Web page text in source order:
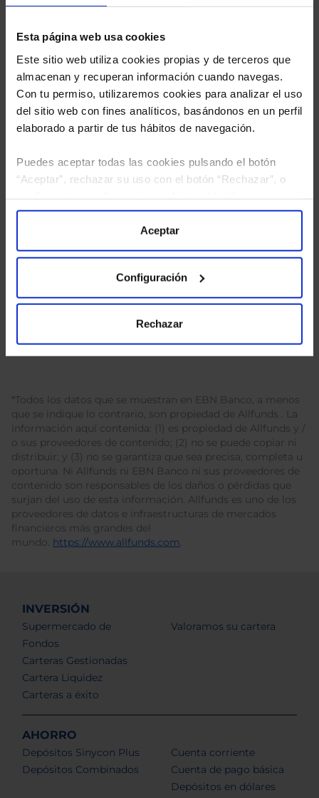
Esta página web usa cookies
Este sitio web utiliza cookies propias y de terceros que
almacenan y recuperan información cuando navegas.
Con tu permiso, utilizaremos cookies para analizar el uso
del sitio web con fines analíticos, basándonos en un perfil
elaborado a partir de tus hábitos de navegación.
Puedes aceptar todas las cookies pulsando el botón
“Aceptar”, rechazar su uso con el botón “Rechazar”, o
“Configuración”. Consulta nuestraPolítica
para más información.
Aceptar
Configuración
Rechazar
He leídola política de privacidady consiento el
tratamiento de mis datos personales.
*Todos los datos que se muestran en EBN Banco, a menos
que se indique lo contrario, son propiedad de Allfunds . La
información aquí contenida: (1) es propiedad de Allfunds y /
o sus proveedores de contenido; (2) no se puede copiar ni
distribuir; y (3) no se garantiza que sea precisa, completa u
oportuna. Ni Allfunds ni EBN Banco ni sus proveedores de
contenido son responsables de los daños o pérdidas que
surjan del uso de esta información. Allfunds es uno de los
proveedores de datos e infraestructuras de mercados
financieros más grandes del
mundo. https://www.allfunds.com.
INVERSIÓN
Supermercado de
Fondos
Carteras Gestionadas
Cartera Liquidez
Carteras a éxito
Valoramos su cartera
AHORRO
Depósitos Sinycon Plus
Depósitos Combinados
Cuenta corriente
Cuenta de pago básica
Depósitos en dólares